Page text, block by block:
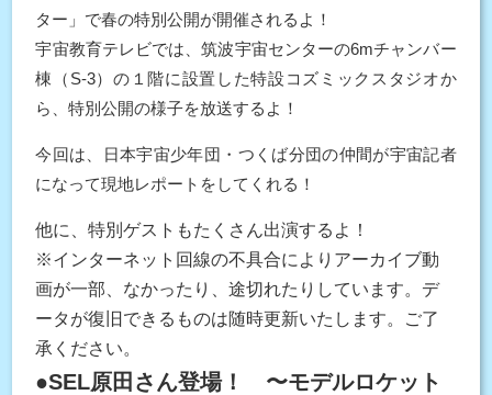
ター」で春の特別公開が開催されるよ！
宇宙教育テレビでは、筑波宇宙センターの6mチャンバー
棟（S-3）の１階に設置した特設コズミックスタジオか
ら、特別公開の様子を放送するよ！
今回は、日本宇宙少年団・つくば分団の仲間が宇宙記者
になって現地レポートをしてくれる！
他に、特別ゲストもたくさん出演するよ！
※インターネット回線の不具合によりアーカイブ動
画が一部、なかったり、途切れたりしています。デ
ータが復旧できるものは随時更新いたします。ご了
承ください。
●SEL原田さん登場！ 〜モデルロケット